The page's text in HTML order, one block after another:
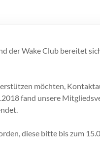
der Wake Club bereitet
möchten,
fand unsere
diese bitte bis zum